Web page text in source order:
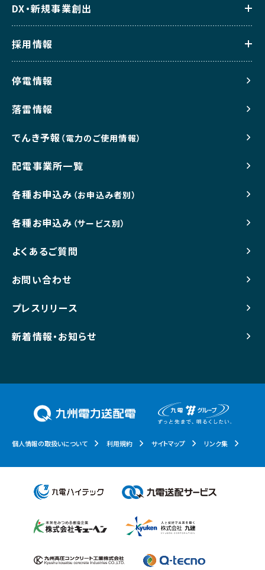
DX・新規事業創出
採用情報
停電情報
落雷情報
でんき予報 （電力のご使用情報）
配電事業所一覧
各種お申込み （お申込み者別）
各種お申込み （サービス別）
よくあるご質問
お問い合わせ
プレスリリース
新着情報・お知らせ
個人情報の取扱いについて 利用規約 サイトマップ リンク集